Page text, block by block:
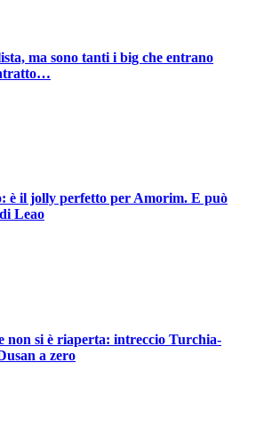
ma sono tanti i big che entrano
è il jolly perfetto per Amorim. E può
Leao
non si è riaperta: intreccio Turchia-
a zero